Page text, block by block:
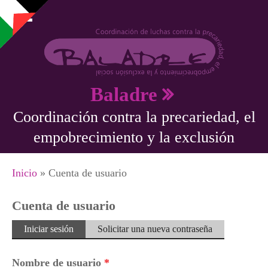
Pasar al contenido principal
Baladre
Coordinación contra la precariedad, el
empobrecimiento y la exclusión
Se encuentra usted aquí
Inicio » Cuenta de usuario
Cuenta de usuario
Solapas principales
Iniciar sesión (solapaSolicitar una nueva contraseña
Nombre de usuario *